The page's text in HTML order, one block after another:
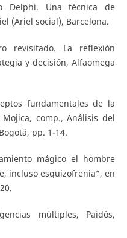
Delphi. Una técnica de
(Ariel social), Barcelona.
revisitado. La reflexión
y decisión, Alfaomega
fundamentales de la
Mojica, comp., Análisis del
pp. 1-14.
mágico el hombre
incluso esquizofrenia”, en
múltiples, Paidós,